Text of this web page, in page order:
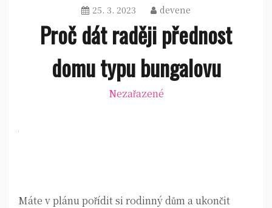
25. 3. 2023 devene
Proč dát raději přednost
domu typu bungalovu
Nezařazené
Máte v plánu pořídit si rodinný dům a ukončit